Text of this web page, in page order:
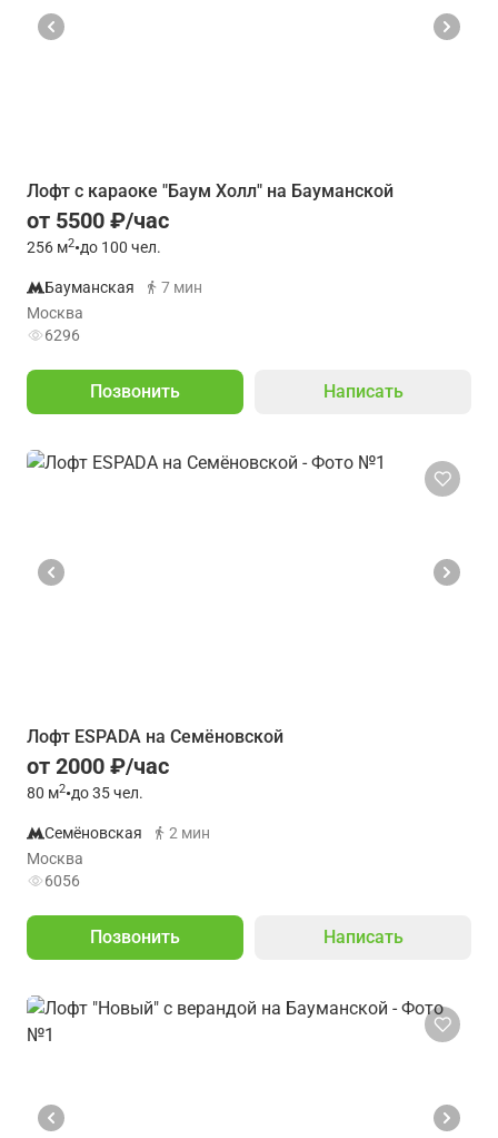
Лофт с караоке "Баум Холл" на Бауманской
от 5500 ₽/час
256 м2•до 100 чел.
Бауманская
7 мин
Москва
6296
Позвонить Написать
Лофт ESPADA на Семёновской
от 2000 ₽/час
80 м2•до 35 чел.
Семёновская
2 мин
Москва
6056
Позвонить Написать